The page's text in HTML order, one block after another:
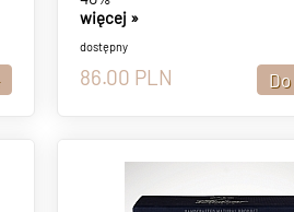
więcej »
dostępny
86.00 PLN